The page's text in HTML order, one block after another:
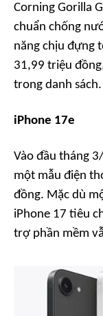
Corning Gorilla
chuẩn chống
năng chịu đựng
31,99 triệu
trong danh sách.
iPhone 17e
Vào đầu tháng
một mẫu điện
đồng. Mặc dù
iPhone 17 tiêu
trợ phần mềm